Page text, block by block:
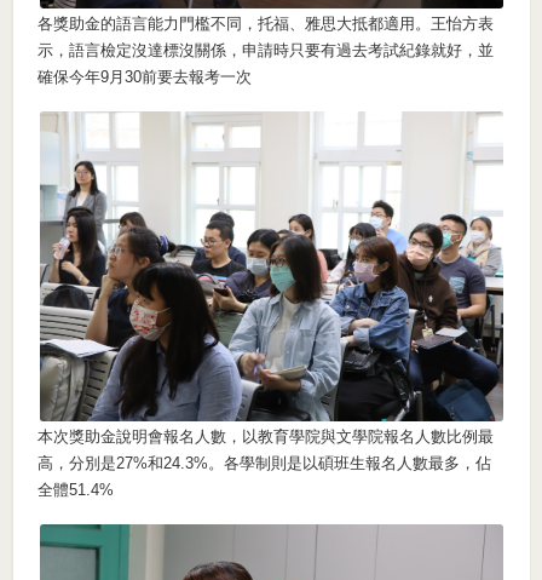
各獎助金的語言能力門檻不同，托福、雅思大抵都適用。王怡方表
示，語言檢定沒達標沒關係，申請時只要有過去考試紀錄就好，並
確保今年9月30前要去報考一次
本次獎助金說明會報名人數，以教育學院與文學院報名人數比例最
高，分別是27%和24.3%。各學制則是以碩班生報名人數最多，佔
全體51.4%